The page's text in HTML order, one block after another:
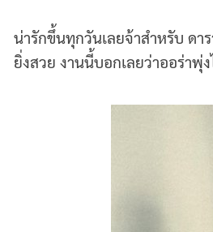
น่ารักขึ้นทุกวันเลยจ้าสำหรับ ดา
ยิ่งสวย งานนี้บอกเลยว่าออร่าพุ่